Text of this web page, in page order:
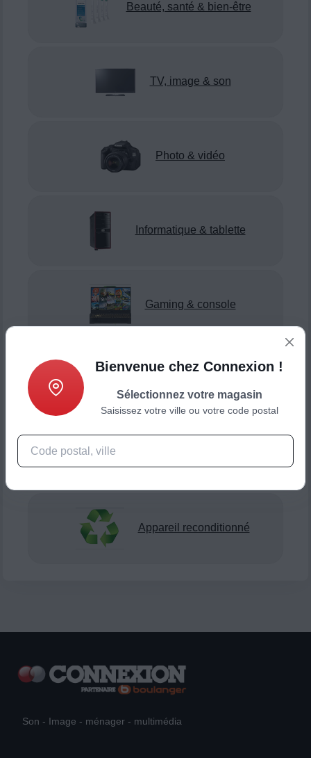
Beauté, santé & bien-être
TV, image & son
Photo & vidéo
Informatique & tablette
Gaming & console
Appareil reconditionné
Son - Image - ménager - multimédia
Bienvenue chez Connexion !
Sélectionnez votre magasin
Saisissez votre ville ou votre code postal